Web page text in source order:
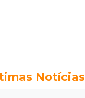
Notícias